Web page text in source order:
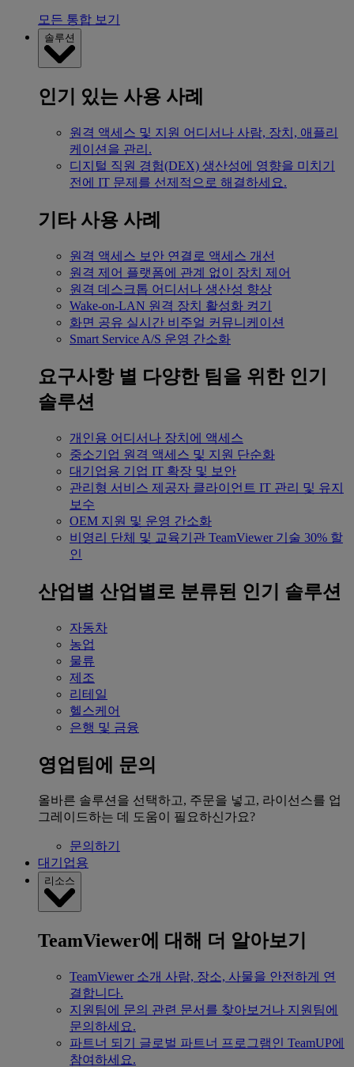
모든 통합 보기
솔루션
인기 있는 사용 사례
원격 액세스 및 지원 어디서나 사람, 장치, 애플리
케이션을 관리.
디지털 직원 경험(DEX) 생산성에 영향을 미치기
전에 IT 문제를 선제적으로 해결하세요.
기타 사용 사례
원격 액세스 보안 연결로 액세스 개선
원격 제어 플랫폼에 관계 없이 장치 제어
원격 데스크톱 어디서나 생산성 향상
Wake-on-LAN 원격 장치 활성화 켜기
화면 공유 실시간 비주얼 커뮤니케이션
Smart Service A/S 운영 간소화
요구사항 별 다양한 팀을 위한 인기
솔루션
개인용 어디서나 장치에 액세스
중소기업 원격 액세스 및 지원 단순화
대기업용 기업 IT 확장 및 보안
관리형 서비스 제공자 클라이언트 IT 관리 및 유지
보수
OEM 지원 및 운영 간소화
비영리 단체 및 교육기관 TeamViewer 기술 30% 할
인
산업별 산업별로 분류된 인기 솔루션
자동차
농업
물류
제조
리테일
헬스케어
은행 및 금융
영업팀에 문의
올바른 솔루션을 선택하고, 주문을 넣고, 라이선스를 업
그레이드하는 데 도움이 필요하신가요?
문의하기
대기업용
리소스
TeamViewer에 대해 더 알아보기
TeamViewer 소개 사람, 장소, 사물을 안전하게 연
결합니다.
지원팀에 문의 관련 문서를 찾아보거나 지원팀에
문의하세요.
파트너 되기
글로벌 파트너 프로그램인 TeamUP에
참여하세요.